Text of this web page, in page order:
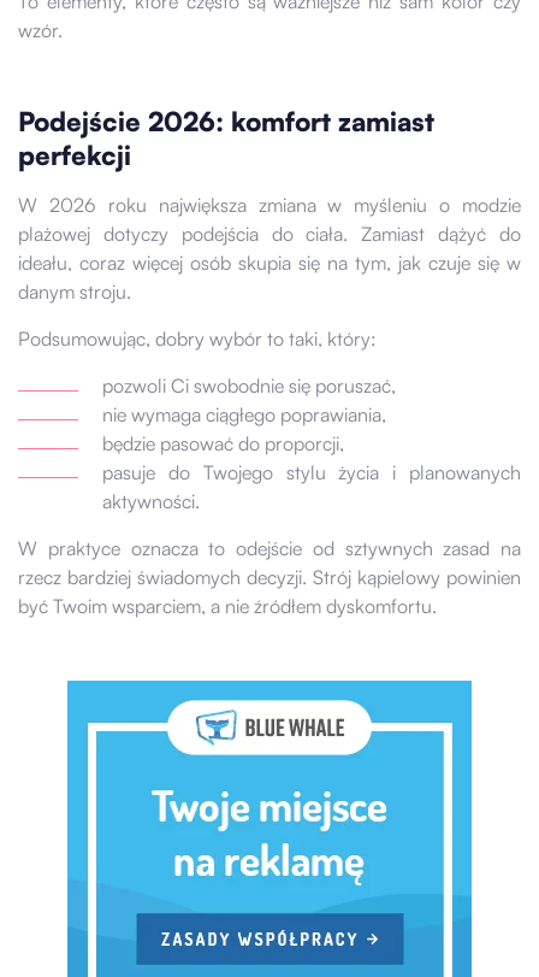
wzór.
Podejście 2026: komfort zamiast
perfekcji
W 2026 roku największa zmiana w myśleniu o modzie
plażowej dotyczy podejścia do ciała. Zamiast dążyć do
ideału, coraz więcej osób skupia się na tym, jak czuje się w
danym stroju.
Podsumowując, dobry wybór to taki, który:
pozwoli Ci swobodnie się poruszać,
nie wymaga ciągłego poprawiania,
będzie pasować do proporcji,
pasuje do Twojego stylu życia i planowanych
aktywności.
W praktyce oznacza to odejście od sztywnych zasad na
rzecz bardziej świadomych decyzji. Strój kąpielowy powinien
być Twoim wsparciem, a nie źródłem dyskomfortu.